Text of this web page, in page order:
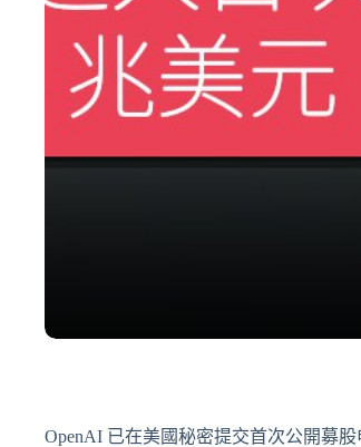
OpenAI 已在美國秘密提交首次公開募